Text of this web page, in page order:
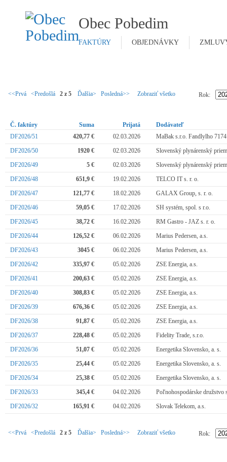
Obec Pobedim
FAKTÚRY OBJEDNÁVKY
<<Prvá <Predošlá 2 z 5 Ďalšia> Posledná>> Zobraziť všetko Rok:
Č. faktúry Suma Prijatá
Dodávateľ
DF2026/51
420,77 € 02.03.2026
MaBak s.r.o. Fandlylho
DF2026/50
1920 € 02.03.2026
Slovenský plynárenský
DF2026/49
5 € 02.03.2026
Slovenský plynárenský
DF2026/48
651,9 € 19.02.2026
TELCO IT s. r. o.
DF2026/47
121,77 € 18.02.2026
GALAX Group, s. r. o.
DF2026/46
59,05 € 17.02.2026
SH systém, spol. s r.o.
DF2026/45
38,72 € 16.02.2026
RM Gastro - JAZ s. r. o.
DF2026/44
126,52 € 06.02.2026
Marius Pedersen, a.s.
DF2026/43
3045 € 06.02.2026
Marius Pedersen, a.s.
DF2026/42
335,97 € 05.02.2026
ZSE Energia, a.s.
DF2026/41
200,63 € 05.02.2026
ZSE Energia, a.s.
DF2026/40
308,83 € 05.02.2026
ZSE Energia, a.s.
DF2026/39
676,36 € 05.02.2026
ZSE Energia, a.s.
DF2026/38
91,87 € 05.02.2026
ZSE Energia, a.s.
DF2026/37
228,48 € 05.02.2026
Fidelity Trade, s.r.o.
DF2026/36
51,07 € 05.02.2026
Energetika Slovensko, a. s.
DF2026/35
25,44 € 05.02.2026
Energetika Slovensko, a. s.
DF2026/34
25,38 € 05.02.2026
Energetika Slovensko, a. s.
DF2026/33
345,4 € 04.02.2026
Poľnohospodárske družstvo
DF2026/32
165,91 € 04.02.2026 Slovak Telekom, a.s.
<<Prvá <Predošlá 2 z 5 Ďalšia> Posledná>> Zobraziť všetko Rok: